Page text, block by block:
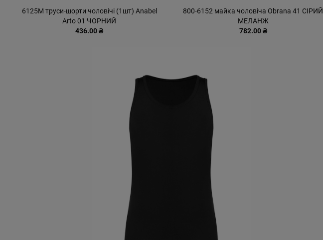
6125М труси-шорти чоловічі (1шт) Anabel
Arto 01 ЧОРНИЙ
436.00 ₴
800-6152 майка чоловіча Obrana 41 СІРИЙ
МЕЛАНЖ
782.00 ₴